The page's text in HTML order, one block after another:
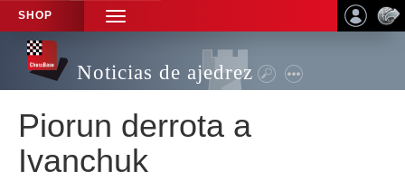
SHOP
TOGGLE
NAVIGATION
Noticias de ajedrez
Piorun derrota a
Ivanchuk